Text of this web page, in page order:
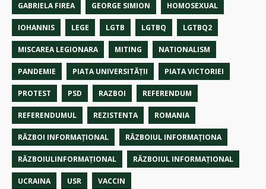
GABRIELA FIREA GEORGE SIMION HOMOSEXUAL
IOHANNIS LEGE LGTB LGTBQ LGTBQ2
MISCAREA LEGIONARA MITING NATIONALISM
PANDEMIE PIATA UNIVERSITĂȚII PIATA VICTORIEI
PROTEST PSD RAZBOI REFERENDUM
REFERENDUMUL REZISTENTA ROMANIA
RĂZBOI INFORMAŢIONAL RĂZBOIUL INFORMAŢIONA
RĂZBOIULINFORMAŢIONAL RĂZBOIUL INFORMAŢIONAL
UCRAINA USR VACCIN